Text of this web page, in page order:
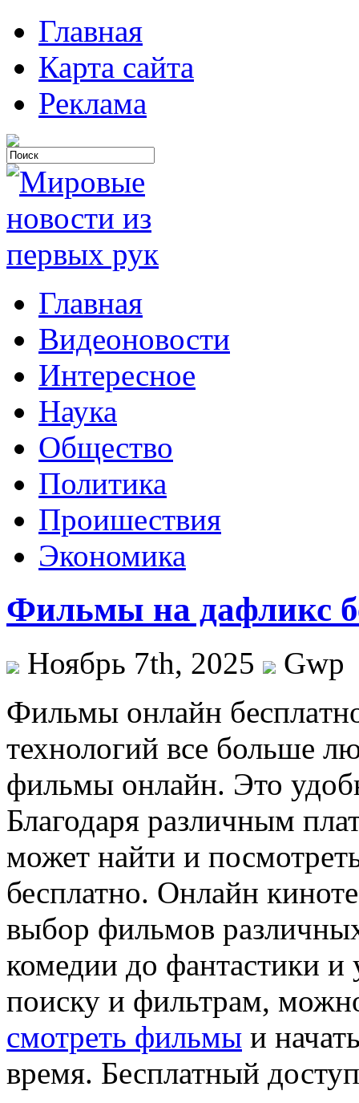
Главная
Карта сайта
Реклама
Главная
Видеоновости
Интересное
Наука
Общество
Политика
Проишествия
Экономика
Фильмы на дафликс
Ноябрь 7th, 2025
Gwp
Фильмы oнлaйн
технологий все больше
фильмы онлайн. Это
Благодаря различным
может найти и
бесплатно. Онлайн
выбор фильмов
комедии до фантастики и
поиску и фильтрам,
смотреть фильмы и
время. Бесплатный